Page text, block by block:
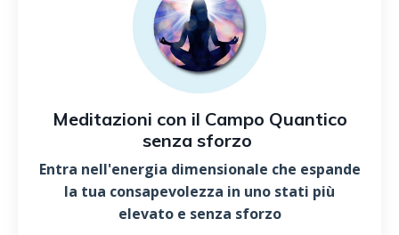
Meditazioni con il Campo Quantico
senza sforzo
Entra nell'energia dimensionale che espande
la tua consapevolezza in uno stati più
elevato e senza sforzo